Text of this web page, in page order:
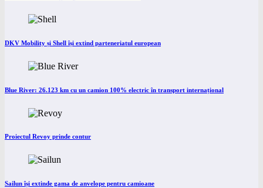
DKV Mobility și Shell își extind parteneriatul european
Blue River: 26.123 km cu un camion 100% electric în transport internațional
Proiectul Revoy prinde contur
Sailun își extinde gama de anvelope pentru camioane